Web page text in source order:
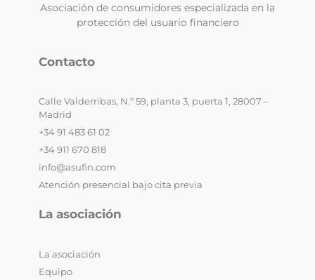
Asociación de consumidores especializada en la
protección del usuario financiero
Contacto
Calle Valderribas, N.º 59, planta 3, puerta 1, 28007 –
Madrid
+34 91 483 61 02
+34 911 670 818
info@asufin.com
Atención presencial bajo cita previa
La asociación
La asociación
Equipo